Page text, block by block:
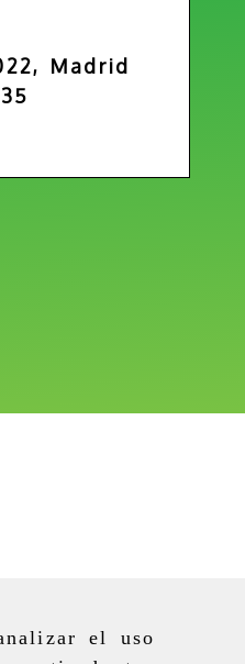
el uso
Madrid